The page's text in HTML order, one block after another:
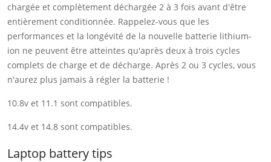
chargée et complètement déchargée 2 à 3 fois avant d'être
entièrement conditionnée. Rappelez-vous que les
performances et la longévité de la nouvelle batterie lithium-
ion ne peuvent être atteintes qu'après deux à trois cycles
complets de charge et de décharge. Après 2 ou 3 cycles, vous
n'aurez plus jamais à régler la batterie !
10.8v et 11.1 sont compatibles.
14.4v et 14.8 sont compatibles.
Laptop battery tips